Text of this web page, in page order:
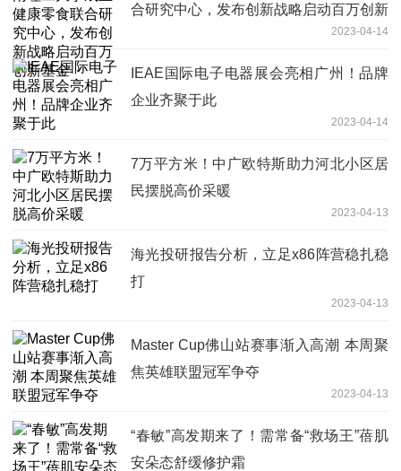
合研究中心，发布创新战略启动百万创新
2023-04-14
IEAE国际电子电器展会亮相广州！品牌
企业齐聚于此
2023-04-14
7万平方米！中广欧特斯助力河北小区居
民摆脱高价采暖
2023-04-13
海光投研报告分析，立足x86阵营稳扎稳
打
2023-04-13
Master Cup佛山站赛事渐入高潮 本周聚
焦英雄联盟冠军争夺
2023-04-13
“春敏”高发期来了！需常备“救场王”蓓肌
安朵态舒缓修护霜